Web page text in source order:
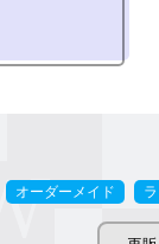
オーダーメイド